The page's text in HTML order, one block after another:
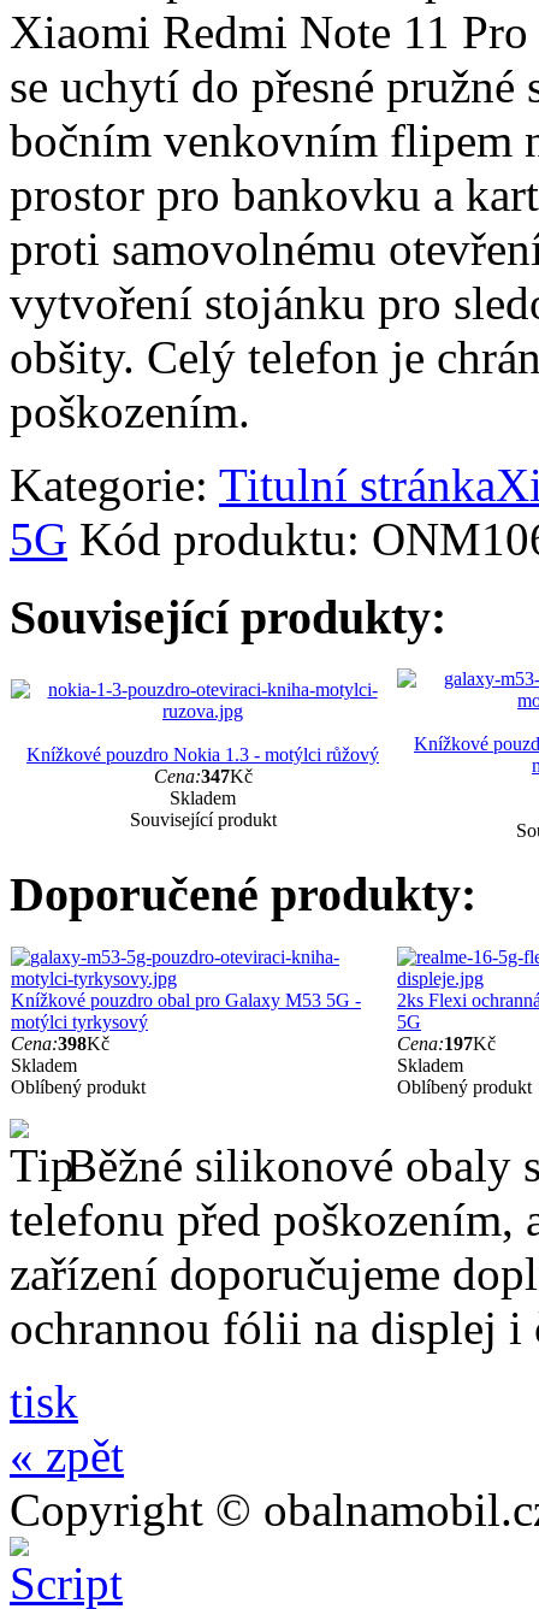
Xiaomi Redmi Note 11
se uchytí do přesné
bočním venkovním flipem
prostor pro bankovku a
proti samovolnému
vytvoření stojánku pro
obšity. Celý telefon je
poškozením.
Kategorie: Titulní stránka
5G Kód produktu:
Související produkty:
Knížkové pouzdro Nokia 1.3 - motýlci růžový
Cena:347Kč
Skladem
Související produkt
Knížkové
Doporučené produkty:
Knížkové pouzdro obal pro Galaxy M53 5G -
motýlci tyrkysový
Cena:398Kč
Skladem
Oblíbený produkt
2ks Flexi
5G
Cena:197Kč
Skladem
Oblíbený produkt
Běžné silikonové obaly
telefonu před poškozením,
zařízení doporučujeme
ochrannou fólii na displej i
tisk
« zpět
Copyright ©